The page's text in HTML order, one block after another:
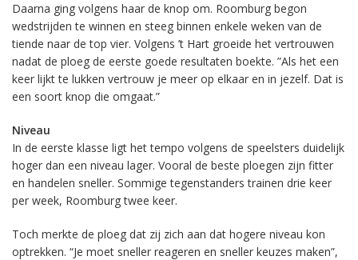
Daarna ging volgens haar de knop om. Roomburg begon
wedstrijden te winnen en steeg binnen enkele weken van de
tiende naar de top vier. Volgens ’t Hart groeide het vertrouwen
nadat de ploeg de eerste goede resultaten boekte. ”Als het een
keer lijkt te lukken vertrouw je meer op elkaar en in jezelf. Dat is
een soort knop die omgaat.”
Niveau
In de eerste klasse ligt het tempo volgens de speelsters duidelijk
hoger dan een niveau lager. Vooral de beste ploegen zijn fitter
en handelen sneller. Sommige tegenstanders trainen drie keer
per week, Roomburg twee keer.
Toch merkte de ploeg dat zij zich aan dat hogere niveau kon
optrekken. “Je moet sneller reageren en sneller keuzes maken”,